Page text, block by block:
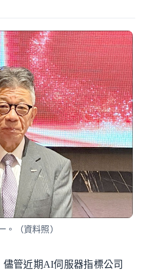
。（資料照）
儘管近期AI伺服器指標公司